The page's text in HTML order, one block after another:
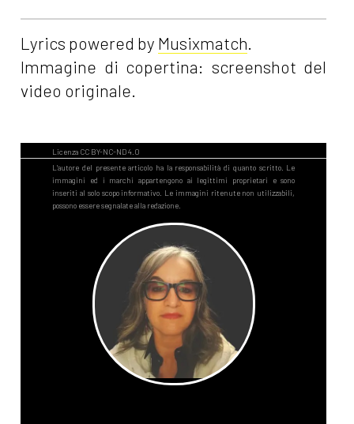
Lyrics powered by Musixmatch
Immagine di copertina: screenshot del
video originale.